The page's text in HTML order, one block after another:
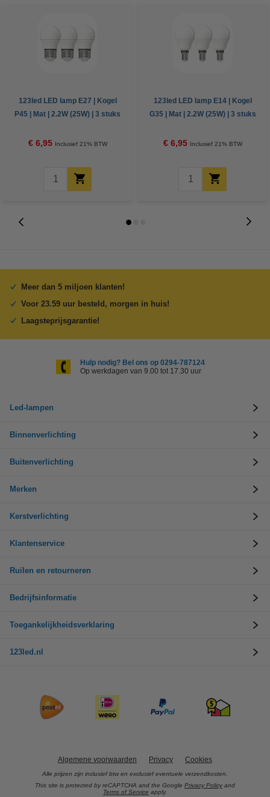
123led LED lamp E27 | Kogel
P45 | Mat | 2.2W (25W) | 3 stuks
€ 6,95 Inclusief 21% BTW
123led LED lamp E14 | Kogel
G35 | Mat | 2.2W (25W) | 3 stuks
€ 6,95 Inclusief 21% BTW
Meer dan 5 miljoen klanten!
Voor 23.59 uur besteld, morgen in huis!
Laagsteprijsgarantie!
Hulp nodig? Bel ons op 0294-787124
Op werkdagen van 9.00 tot 17.30 uur
Led-lampen
Binnenverlichting
Buitenverlichting
Merken
Kerstverlichting
Klantenservice
Ruilen en retourneren
Bedrijfsinformatie
Toegankelijkheidsverklaring
123led.nl
Algemene voorwaarden Privacy Cookies
Alle prijzen zijn inclusief btw en exclusief eventuele verzendkosten.
This site is protected by reCAPTCHA and the Google Privacy Policy and
Terms of Service apply.